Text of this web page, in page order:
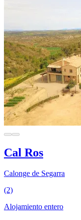
Cal Ros
Calonge de Segarra
(2)
Alojamiento entero